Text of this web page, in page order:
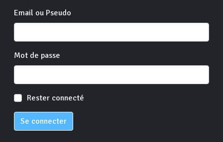
Email ou Pseudo
Mot de passe
Rester connecté
Se connecter